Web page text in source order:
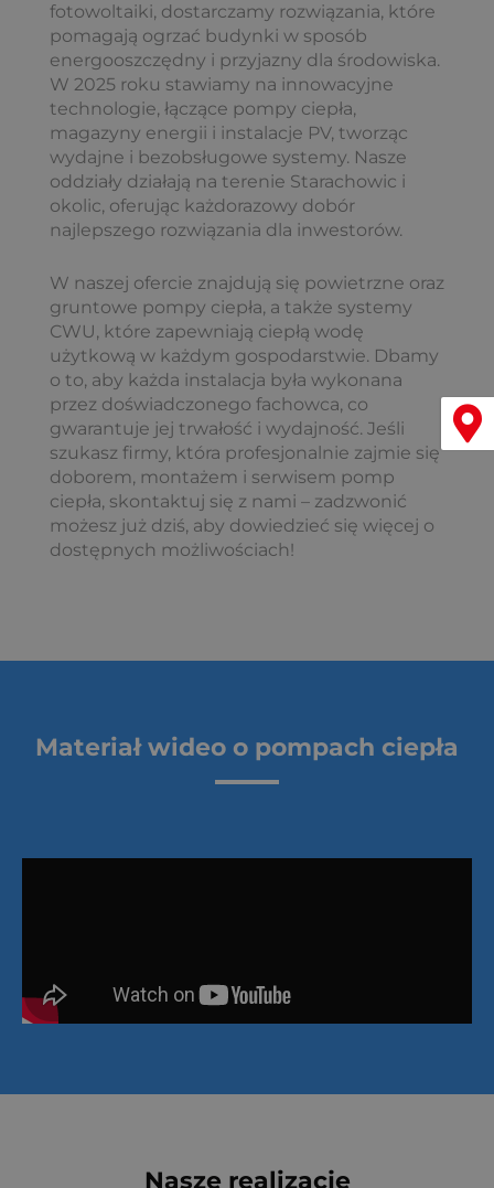
fotowoltaiki, dostarczamy rozwiązania, które
pomagają ogrzać budynki w sposób
energooszczędny i przyjazny dla środowiska.
W 2025 roku stawiamy na innowacyjne
technologie, łączące pompy ciepła,
magazyny energii i instalacje PV, tworząc
wydajne i bezobsługowe systemy. Nasze
oddziały działają na terenie Starachowic i
okolic, oferując każdorazowy dobór
najlepszego rozwiązania dla inwestorów.
W naszej ofercie znajdują się powietrzne oraz
gruntowe pompy ciepła, a także systemy
CWU, które zapewniają ciepłą wodę
użytkową w każdym gospodarstwie. Dbamy
o to, aby każda instalacja była wykonana
przez doświadczonego fachowca, co
gwarantuje jej trwałość i wydajność. Jeśli
szukasz firmy, która profesjonalnie zajmie się
doborem, montażem i serwisem pomp
ciepła, skontaktuj się z nami – zadzwonić
możesz już dziś, aby dowiedzieć się więcej o
dostępnych możliwościach!
Materiał wideo o pompach ciepła
Nasze realizacje
Menu